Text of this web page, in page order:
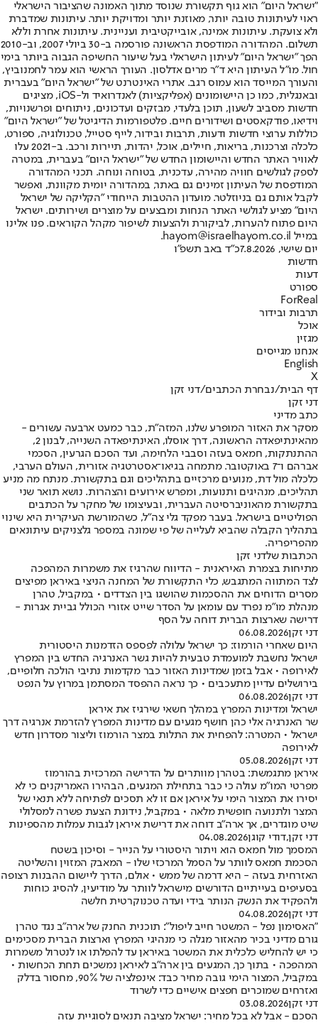
"ישראל היום" הוא גוף תקשורת שנוסד מתוך האמונה שהציבור הישראלי
ראוי לעיתונות טובה יותר, מאוזנת יותר ומדויקת יותר. עיתונות שמדברת
ולא צועקת. עיתונות אמינה, אובייקטיבית ועניינית. עיתונות אחרת וללא
תשלום. המהדורה המודפסת הראשונה פורסמה ב-30 ביולי 2007, וב-2010
הפך "ישראל היום" לעיתון הישראלי בעל שיעור החשיפה הגבוה ביותר בימי
חול. מו"ל העיתון היא ד"ר מרים אדלסון. העורך הראשי הוא עמר לחמנוביץ,
והעורך המייסד הוא עמוס רגב. אתרי האינטרנט של "ישראל היום" בעברית
ובאנגלית, כמו כן היישומונים (אפליקציות) לאנדרואיד ול-iOS, מציגים
חדשות מסביב לשעון, תוכן בלעדי, מבזקים ועדכונים, ניתוחים ופרשנויות,
וידיאו, פודקאסטים ושידורים חיים. פלטפורמות הדיגיטל של "ישראל היום"
כוללות ערוצי חדשות ודעות, תרבות ובידור, לייף סטייל, טכנולוגיה, ספורט,
כלכלה וצרכנות, בריאות, חיילים, אוכל, יהדות, תיירות ורכב. ב-2021 עלו
לאוויר האתר החדש והיישומון החדש של "ישראל היום" בעברית, במטרה
לספק לגולשים חוויה מהירה, עדכנית, בטוחה ונוחה. תכני המהדורה
המודפסת של העיתון זמינים גם באתר, במהדורה יומית מקוונת, ואפשר
לקבל אותם גם בניוזלטר. מועדון ההטבות הייחודי "הקליקה של ישראל
היום" מציע לגולשי האתר הנחות ומבצעים על מוצרים ושירותים. ישראל
היום פתוח להערות, לביקורת ולהצעות לשיפור מקהל הקוראים. פנו אלינו
במייל hayom@israelhayom.co.il.
יום שישי, 7.8.2026
כ"ד באב תשפ"ו
חדשות
דעות
ספורט
ForReal
תרבות ובידור
אוכל
מגזין
אנחנו מגייסים
English
X
דף הבית/נבחרת הכתבים/דני זקן
דני זקן
כתב מדיני
מסקר את האזור המופרע שלנו, המזה״ת, כבר כמעט ארבעה עשורים -
מהאינתיפאדה הראשונה, דרך אוסלו, האינתיפאדה השנייה, לבנון 2,
ההתנתקות, חמאס בעזה וסבבי הלחימה, ועד הסכם הגרעין, הסכמי
אברהם ו־7 באוקטובר. מתמחה בגיאו־אסטרטגיה אזורית, העולם הערבי,
כלכלה מול דת, מנועים מרכזיים בתהליכים וגם בתקשורת. מנתח מה מניע
תהליכים, מנהיגים ותנועות, ומפרש אירועים והצהרות. נושא תואר שני
בתקשורת מהאוניברסיטה העברית, ובעיצומו של מחקר על הכתבים
הפוליטיים בישראל. בעבר מפקד גלי צה"ל, כשהמורשת העיקרית היא שינוי
בתהליך הקבלה שהביא לעלייה של פי שמונה במספר גלצניקים עיתונאים
מהפריפריה.
הכתבות שלדני זקן
מתיחות בצמרת האיראנית - הדיווח שהרגיז את משמרות המהפכה
לצד המתווה המתגבש, כלי התקשורת של המחנה הניצי באיראן מפיצים
מסרים הדוחים את ההסכמות שהושגו בין הצדדים • במקביל, טהרן
מנהלת מו"מ נפרד עם עומאן על הסדר שייט אזורי הכולל גביית אגרות -
דרישה שארצות הברית דוחה על הסף
דני זקן06.08.2026
היום שאחרי הורמוז: כך ישראל עלולה לפספס הזדמנות היסטורית
ישראל נחשבת למועמדת טבעית להיות גשר האנרגיה החדש בין המפרץ
לאירופה • אבל בזמן שמדינות האזור כבר מקדמות נתיבי הולכה חלופיים,
בירושלים עדיין מתעכבים • כך נראה ההפסד המסתמן במרוץ על הנפט
דני זקן06.08.2026
ישראל ומדינות המפרץ במהלך חשאי שירגיז את איראן
שר האנרגיה אלי כהן חושף מגעים עם מדינות המפרץ להזרמת אנרגיה דרך
ישראל • המטרה: להפחית את התלות במצר הורמוז וליצור מסדרון חדש
לאירופה
דני זקן05.08.2026
איראן מתגמשת: בטהרן מוותרים על הדרישה המרכזית בהורמוז
מפרטי המו"מ עולה כי כבר בתחילת המגעים, הבהירו האמריקנים כי לא
יסירו את המצור הימי על איראן אם זו לא תסכים לפתיחה ללא תנאי של
המצר ולתנועה חופשית מלאה • במקביל, נידונת הצעת פשרה למסלולי
שיט מוגדרים, אך ארה"ב דוחה את דרישת איראן לגבות עמלות מהספינות
דני זקן,דודי קוגן04.08.2026
המסמך מול חמאס הוא ויתור היסטורי על הנייר - וסיכון בשטח
הסכמת חמאס לוותר על הסמל המרכזי שלו - המאבק המזוין והשליטה
האזרחית בעזה - היא דרמה של ממש • אולם, הדרך ליישום ההבנות רצופה
בסעיפים בעייתיים הדורשים מישראל לוותר על מודיעין, להסיג כוחות
ולהפקיד את הנשק הנותר בידי ועדה טכנוקרטית חלשה
דני זקן04.08.2026
"האסימון נפל - המשטר חייב ליפול": תוכנית החנק של ארה"ב נגד טהרן
גורם מדיני בכיר מהאזור מגלה כי מנהיגי המפרץ וארצות הברית מסכימים
כי יש להחליש כלכלית את המשטר באיראן עד להפלתו או לנטרול משמרות
המהפכה • בתוך כך, המגעים בין ארה"ב לאיראן נמשכים תחת הכחשות •
במקביל, המצור הימי גובה מחיר כבד: אינפלציה של 90%, מחסור בדלק
ואזרחים שמוכרים חפצים אישיים כדי לשרוד
דני זקן03.08.2026
הסכם - אבל לא בכל מחיר: ישראל מציבה תנאים לסוגיית עזה